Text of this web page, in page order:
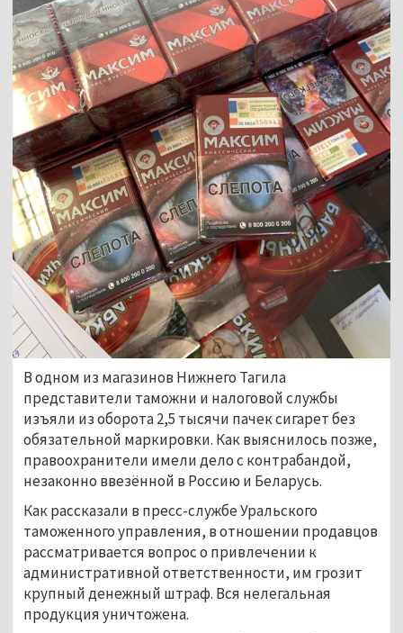
В одном из магазинов Нижнего Тагила
представители таможни и налоговой службы
изъяли из оборота 2,5 тысячи пачек сигарет без
обязательной маркировки. Как выяснилось позже,
правоохранители имели дело с контрабандой,
незаконно ввезённой в Россию и Беларусь.
Как рассказали в пресс-службе Уральского
таможенного управления, в отношении продавцов
рассматривается вопрос о привлечении к
административной ответственности, им грозит
крупный денежный штраф. Вся нелегальная
продукция уничтожена.